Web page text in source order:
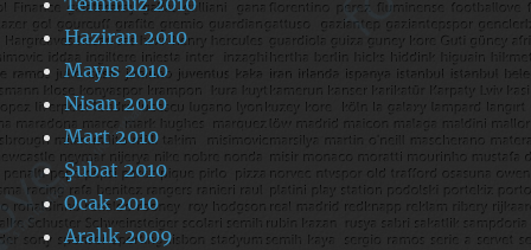
Haziran 2010
Mayıs 2010
Nisan 2010
Mart 2010
Şubat 2010
Ocak 2010
Aralık 2009